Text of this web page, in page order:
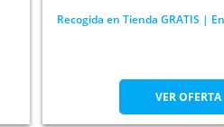
Recogida en Tienda GRATIS |
VER OFERTA